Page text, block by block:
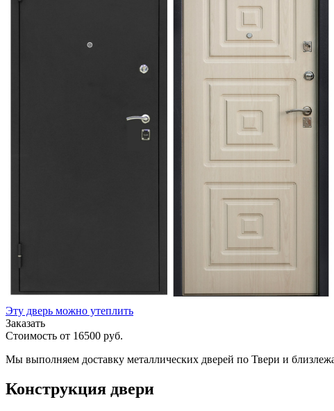
Эту дверь можно утеплить
Заказать
Стоимость от 16500 руб.
Мы выполняем доставку металлических дверей по Твери и
Конструкция двери